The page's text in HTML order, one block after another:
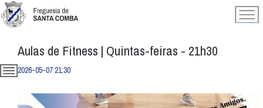
Aulas de Fitness | Quintas-feiras - 21h30
2026-05-07 21:30